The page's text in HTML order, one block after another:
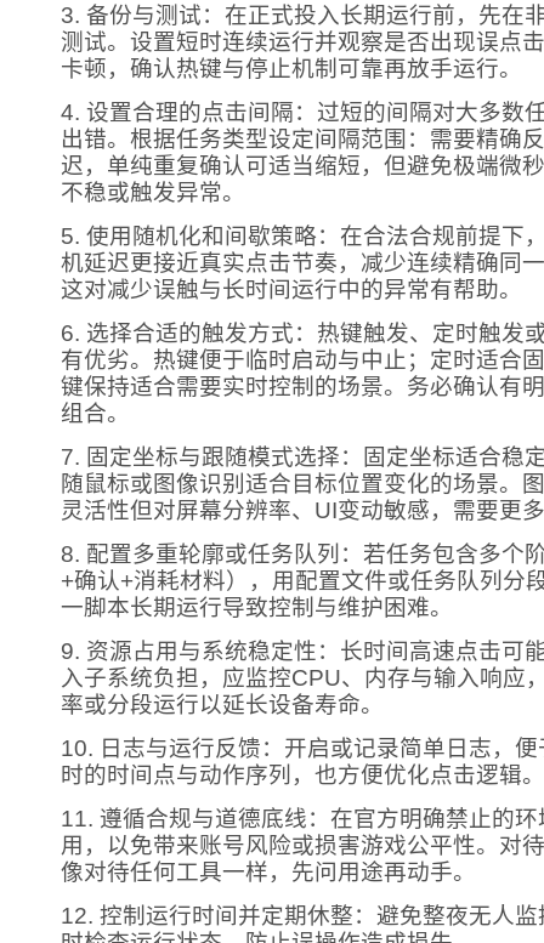
3. 备份与测试：在正式投入长期运行前，先在
测试。设置短时连续运行并观察是否出现误点
卡顿，确认热键与停止机制可靠再放手运行。
4. 设置合理的点击间隔：过短的间隔对大多数
出错。根据任务类型设定间隔范围：需要精确
迟，单纯重复确认可适当缩短，但避免极端微
不稳或触发异常。
5. 使用随机化和间歇策略：在合法合规前提下
机延迟更接近真实点击节奏，减少连续精确同
这对减少误触与长时间运行中的异常有帮助。
6. 选择合适的触发方式：热键触发、定时触发
有优劣。热键便于临时启动与中止；定时适合
键保持适合需要实时控制的场景。务必确认有
组合。
7. 固定坐标与跟随模式选择：固定坐标适合稳
随鼠标或图像识别适合目标位置变化的场景。
灵活性但对屏幕分辨率、UI变动敏感，需要更
8. 配置多重轮廓或任务队列：若任务包含多个
+确认+消耗材料），用配置文件或任务队列分
一脚本长期运行导致控制与维护困难。
9. 资源占用与系统稳定性：长时间高速点击可
入子系统负担，应监控CPU、内存与输入响应
率或分段运行以延长设备寿命。
10. 日志与运行反馈：开启或记录简单日志，
时的时间点与动作序列，也方便优化点击逻辑。
11. 遵循合规与道德底线：在官方明确禁止的
用，以免带来账号风险或损害游戏公平性。对
像对待任何工具一样，先问用途再动手。
12. 控制运行时间并定期休整：避免整夜无人